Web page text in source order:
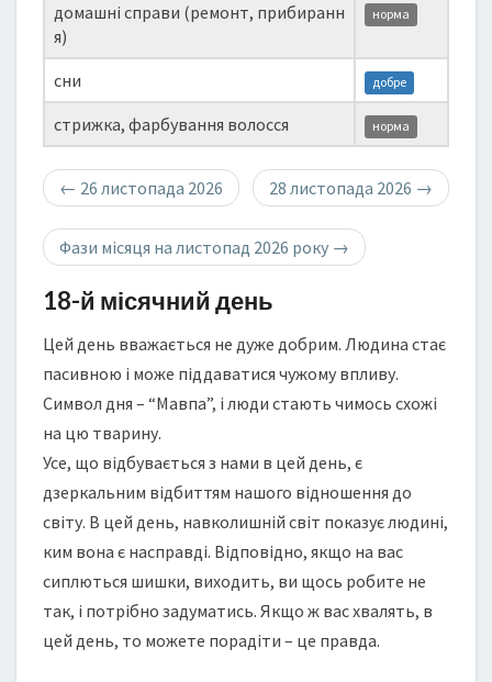
домашні справи (ремонт, прибиранн
я)
норма
сни добре
стрижка, фарбування волосся норма
← 26 листопада 2026 28 листопада 2026 →
Фази місяця на листопад 2026 року →
18-й місячний день
Цей день вважається не дуже добрим. Людина стає
пасивною і може піддаватися чужому впливу.
Символ дня – “Мавпа”, і люди стають чимось схожі
на цю тварину.
Усе, що відбувається з нами в цей день, є
дзеркальним відбиттям нашого відношення до
світу. В цей день, навколишній світ показує людині,
ким вона є насправді. Відповідно, якщо на вас
сиплються шишки, виходить, ви щось робите не
так, і потрібно задуматись. Якщо ж вас хвалять, в
цей день, то можете порадіти – це правда.